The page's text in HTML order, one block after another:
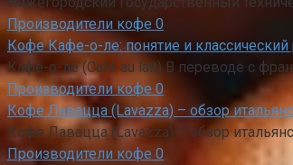
Производители кофе 0
Кофе Кафе-о-ле: понятие и классический
Кафе-о-ле (Café au lait) В переводе с
Производители кофе 0
Кофе Лавацца (Lavazza) – обзор
Кофе Лавацца (Lavazza) – обзор
Производители кофе 0